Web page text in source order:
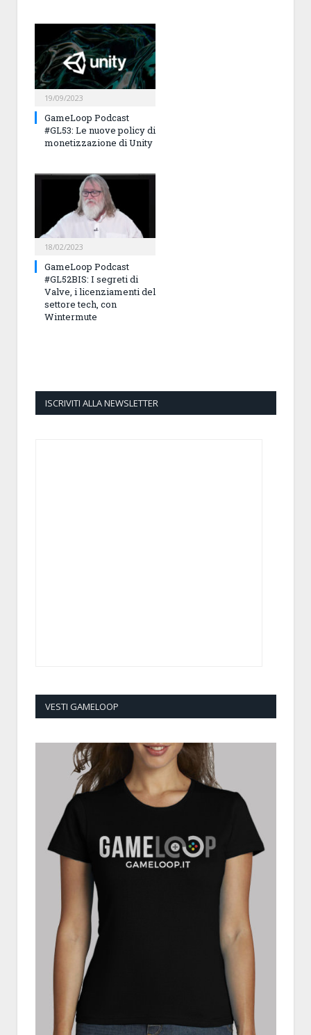
19/09/2023
GameLoop Podcast
#GL53: Le nuove policy di
monetizzazione di Unity
18/02/2023
GameLoop Podcast
#GL52BIS: I segreti di
Valve, i licenziamenti del
settore tech, con
Wintermute
ISCRIVITI ALLA NEWSLETTER
VESTI GAMELOOP